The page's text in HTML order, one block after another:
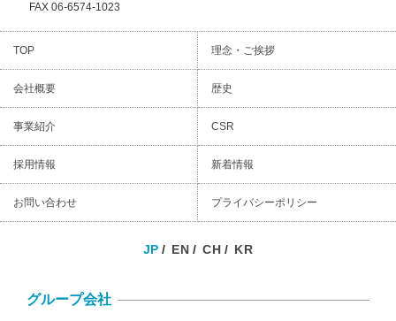
TOP 理念・ご挨拶
会社概要 歴史
事業紹介 CSR
採用情報 新着情報
お問い合わせ プライバシーポリシー
JP EN CH KR
FAX 06-6574-1023
グループ会社